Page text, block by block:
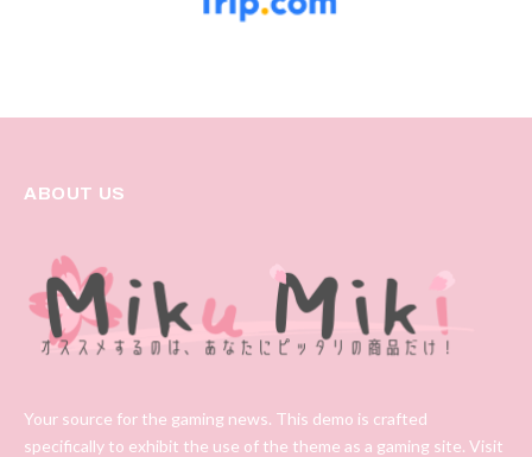
ABOUT US
Your source for the gaming news. This demo is crafted
specifically to exhibit the use of the theme as a gaming site. Visit